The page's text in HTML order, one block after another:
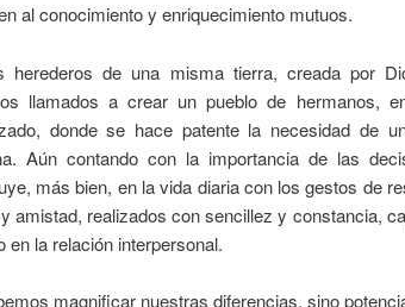
al conocimiento y enriquecimiento mutuos.
herederos de una misma tierra, creada por
llamados a crear un pueblo de hermanos,
donde se hace patente la necesidad de
Aún contando con la importancia de las
más bien, en la vida diaria con los gestos de
amistad, realizados con sencillez y constancia,
en la relación interpersonal.
magnificar nuestras diferencias, sino